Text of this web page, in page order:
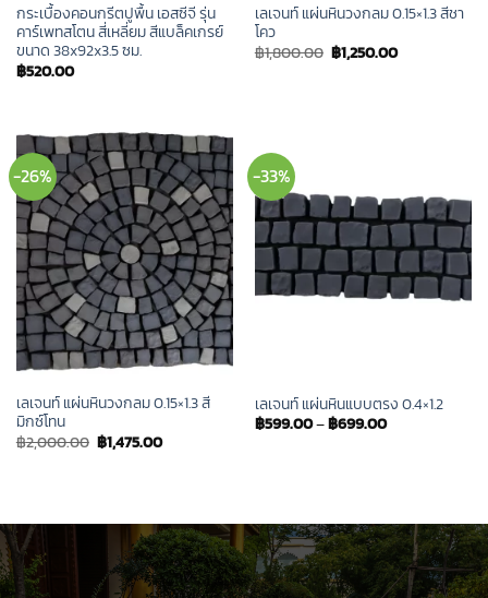
กระเบื้องคอนกรีตปูพื้น เอสซีจี รุ่น
คาร์เพทสโตน สี่เหลี่ยม สีแบล็คเกรย์
ขนาด 38x92x3.5 ซม.
฿520.00
เลเจนท์ แผ่นหินวงกลม 0.15×1.3 สีชา
โคว
฿1,800.00 Original
price
฿1,250.00Current
price
-26%
เลเจนท์ แผ่นหินวงกลม 0.15×1.3 สี
มิกซ์โทน
฿2,000.00 Original
price
฿1,475.00Current
price
-33%
เลเจนท์ แผ่นหินแบบตรง 0.4×1.2
฿599.00–฿699.00